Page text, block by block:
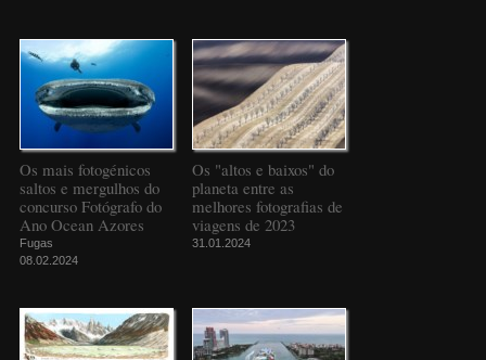
Os mais fotogénicos
saltos e mergulhos do
concurso Fotógrafo do
Ano Ocean Azores
Fugas
08.02.2024
Os "altos e baixos" do
planeta entre as
melhores fotografias de
viagens de 2023
31.01.2024